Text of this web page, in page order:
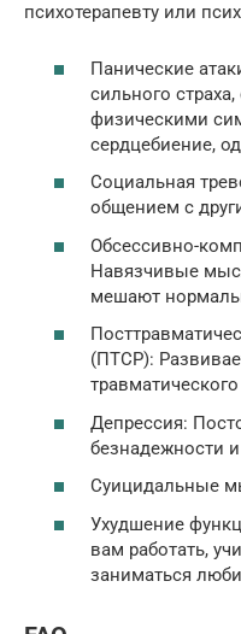
психотерапевту или
Панические
сильного
физическими
сердцебиение,
Социальная
общением с
Обсессивно-
Навязчивые
мешают
(ПТСР):
Депрессия:
безнадежности
Суицидальные
Ухудшение
вам работать,
заниматься